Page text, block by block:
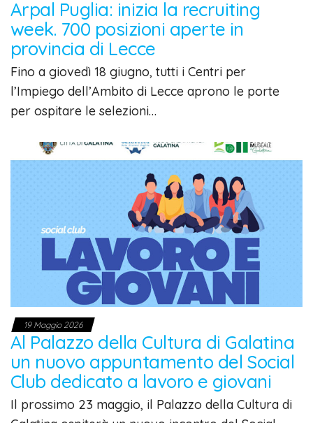
Arpal Puglia: inizia la recruiting
week. 700 posizioni aperte in
provincia di Lecce
Fino a giovedì 18 giugno, tutti i Centri per
l’Impiego dell’Ambito di Lecce aprono le porte
per ospitare le selezioni…
19 Maggio 2026
Al Palazzo della Cultura di Galatina
un nuovo appuntamento del Social
Club dedicato a lavoro e giovani
Il prossimo 23 maggio, il Palazzo della Cultura di